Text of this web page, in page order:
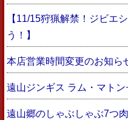
【11/15狩猟解禁！ジビエ
う！】
本店営業時間変更のお知ら
遠山ジンギス ラム・マトン
遠山郷のしゃぶしゃぶ7つ